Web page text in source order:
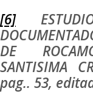
[6]
DE
SANTISIMA
pag.. 53,